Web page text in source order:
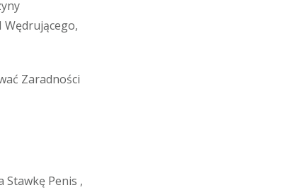
Wędrującego,
Zaradności
Stawkę Penis ,